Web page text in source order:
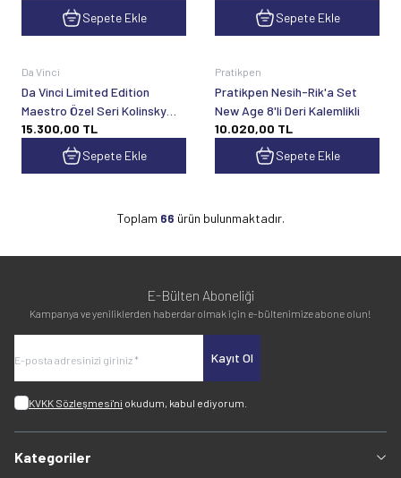
Sepete Ekle
Sepete Ekle
Da Vinci
Da Vinci Limited Edition
Maestro Özel Seri Kolinsky
Samur Fırça No:20
15.300,00 TL
Sepete Ekle
Pratikpen
Pratikpen Nesih-Rik'a Set
New Age 8'li Deri Kalemlikli
10.020,00 TL
Sepete Ekle
Toplam 66 ürün bulunmaktadır.
E-Bülten Aboneliği
Kampanya ve yeniliklerden haberdar olmak için e-bültenimize abone olun!
Kayıt Ol
KVKK Sözleşmesi'ni okudum, kabul ediyorum.
Kategoriler